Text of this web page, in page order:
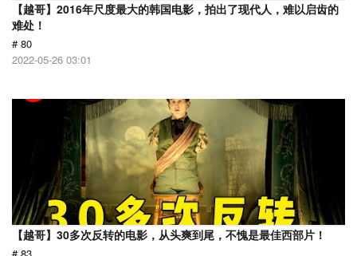
【越哥】2016年尺度最大的韩国电影，拍出了现代人，难以启齿的
难处！
# 80
2022-05-26 03:01
【越哥】30多次反转的电影，从头爽到尾，不愧是最佳西部片！